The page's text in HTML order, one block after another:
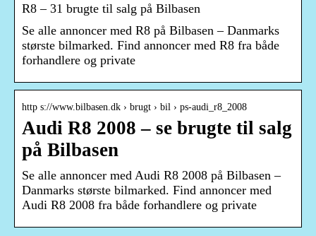
R8 – 31 brugte til salg på Bilbasen
Se alle annoncer med R8 på Bilbasen – Danmarks
største bilmarked. Find annoncer med R8 fra både
forhandlere og private
http s://www.bilbasen.dk › brugt › bil › ps-audi_r8_2008
Audi R8 2008 – se brugte til salg
på Bilbasen
Se alle annoncer med Audi R8 2008 på Bilbasen –
Danmarks største bilmarked. Find annoncer med
Audi R8 2008 fra både forhandlere og private